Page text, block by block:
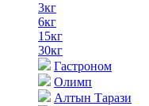
3кг
6кг
15кг
30кг
Гастроном
Олимп
Алтын Тарази